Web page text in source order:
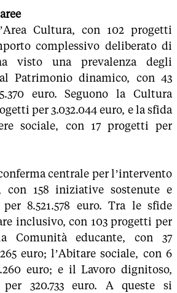
Cultura, con 102 progetti
complessivo deliberato di
visto una prevalenza degli
Patrimonio dinamico, con 43
euro. Seguono la Cultura
per 3.032.044 euro, e la sfida
sociale, con 17 progetti per
centrale per l’intervento
con 158 iniziative sostenute e
8.521.578 euro. Tra le sfide
inclusivo, con 103 progetti per
Comunità educante, con 37
euro; l’Abitare sociale, con 6
euro; e il Lavoro dignitoso,
320.733 euro. A queste si